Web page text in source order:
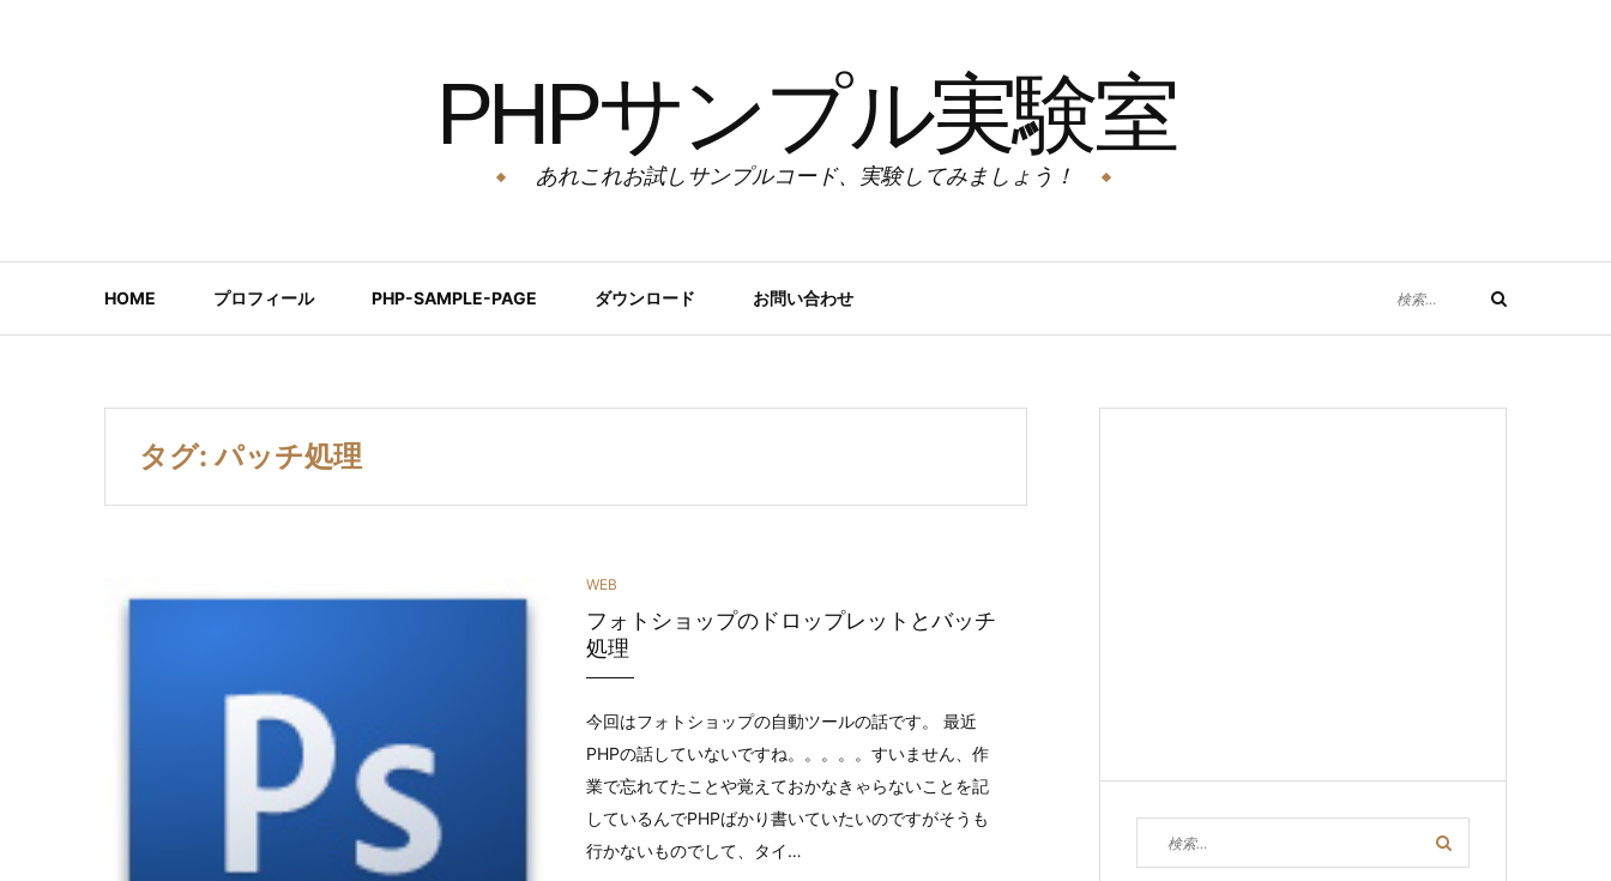
PHPサンプル実験室
あれこれお試しサンプルコード、実験してみましょう！
HOME プロフィール PHP-SAMPLE-PAGE ダウンロード お問い合わせ
索
対
タグ:パッチ処理
カ
テ
リ
ー
WEB
フォトショップのドロップレットとバッチ
処理
今回はフォトショップの自動ツールの話です。 最近
PHPの話していないですね。。。。。すいません、作
業で忘れてたことや覚えておかなきゃらないことを記
しているんでPHPばかり書いていたいのですがそうも
行かないものでして、タイ…
索
検
索